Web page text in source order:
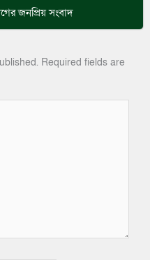
জনপ্রিয় সংবাদ
Required fields are